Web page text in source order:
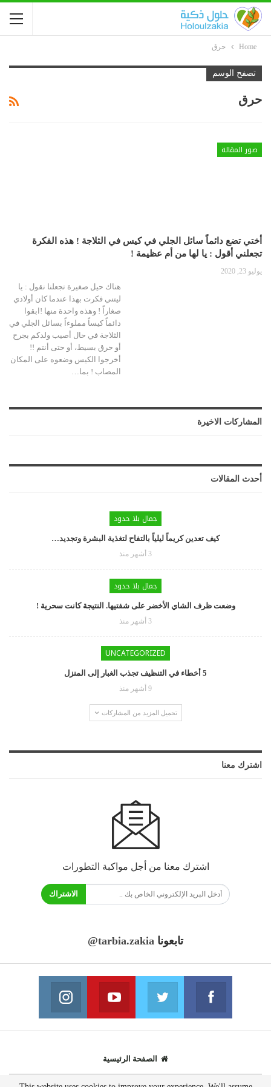
Home حرق
تصفح الوسم
حرق
صور المقالة
أختي تضع دائماً سائل الجلي في كيس في الثلاجة ! هذه الفكرة
تجعلني أقول : يا لها من أم عظيمة !
يوليو 23, 2020
هناك حيل صغيرة تجعلنا نقول : يا
ليتني فكرت بهذا عندما كان أولادي
صغاراً ! وهذه واحدة منها !ابقوا
دائماً كيساً مملوءاً بسائل الجلي في
الثلاجة في حال أصيب ولدكم بجرح
أو حرق بسيط، أو حتى أنتم !!
أخرجوا الكيس وضعوه على المكان
المصاب ! بما…
المشاركات الاخيرة
أحدث المقالات
جمال بلا حدود
كيف تعدين كريماً ليلياً بالتفاح لتغذية البشرة وتجديد…
3 أشهر منذ
جمال بلا حدود
وضعت ظرف الشاي الأخضر على شفتيها. النتيجة كانت سحرية !
3 أشهر منذ
UNCATEGORIZED
5 أخطاء في التنظيف تجذب الغبار إلى المنزل
9 أشهر منذ
تحميل المزيد من المشاركات
اشترك معنا
اشترك معنا من أجل مواكبة التطورات
الاشتراك
تابعونا @tarbia.zakia
فايسبوك
انضم الينا انضم الينا
يوتيوب
انضم الينا
الصفحة الرئيسية